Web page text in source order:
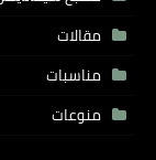
مقالات
مناسبات
منوعات